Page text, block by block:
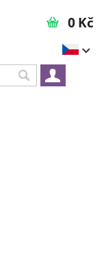
0 Kč